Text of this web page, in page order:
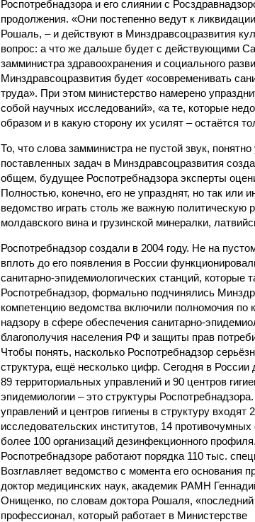
Роспотребнадзора и его слиянии с
продолжения. «Они постепенно ведут к
Рошаль, – и действуют в Минздравсоцразвития
вопрос: а что же дальше будет с действующими
замминистра здравоохранения и социального
Минздравсоцразвития будет «осовременивать
труда». При этом министерство намерено
собой научных исследований», «а те, которые
образом и в какую сторону их усилят – остаётся
То, что слова замминистра не пустой звук,
поставленных задач в Минздравсоцразвития
общем, будущее Роспотребнадзора эксперты
Полностью, конечно, его не упразднят, но так или
ведомство играть столь же важную политическую
молдавского вина и грузинской минералки,
Роспотребнадзор создали в 2004 году. Не на
вплоть до его появления в России
санитарно-эпидемиологических станций, которые
Роспотребнадзор, формально подчинялись
компетенцию ведомства включили полномочия по
надзору в сфере обеспечения санитарно-
благополучия населения РФ и защиты прав
Чтобы понять, насколько Роспотребнадзор
структура, ещё несколько цифр. Сегодня в России
89 территориальных управлений и 90 центров
эпидемиологии – это структуры
управлений и центров гигиены в структуру входят
исследовательских институтов, 14 противочумных
более 100 организаций дезинфекционного
Роспотребнадзоре работают порядка 110 тыс.
Возглавляет ведомство с момента его основания
доктор медицинских наук, академик РАМН
Онищенко, по словам доктора Рошаля,
профессионал, который работает в Министерстве